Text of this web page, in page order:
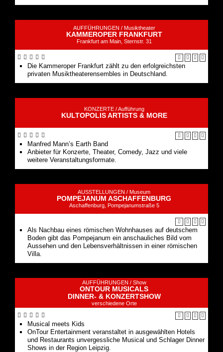
AUFFÜHRUNGEN / Musiktheater
KAMMEROPER FRANKFURT
Frankfurt am Main, Sternstr. 31
Die Kammeroper Frankfurt zählt zu den erfolgreichsten
privaten Musiktheaterensembles in Deutschland.
KONZERTE /Aufführung
KULTOPOLIS ARTISTS & MORE
Manfred Mann’s Earth Band
Anbieter für Konzerte, Theater, Comedy, Jazz und viele
weitere Veranstaltungsformate.
AUSSTELLUNGEN / Museum
POMPEJANUM ASCHAFFENBURG
Aschaffenburg, Pompejanumstraße 5
Als Nachbau eines römischen Wohnhauses auf deutschem
Boden gibt das Pompejanum ein anschauliches Bild vom
Aussehen und den Lebensverhältnissen in einer römischen
Villa.
AUFFÜHRUNGEN / Show
ONTOUR MUSICALS
DINNER- & KONZERTSHOW
verschiedene Orte
Musical meets Kids
OnTour Entertainment veranstaltet in ausgewählten Hotels
und Restaurants unvergessliche Musical und Schlager Dinner
Shows in der Region Leipzig.